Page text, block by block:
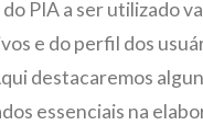
PIA a ser utilizado
e do perfil dos
destacaremos
essenciais na